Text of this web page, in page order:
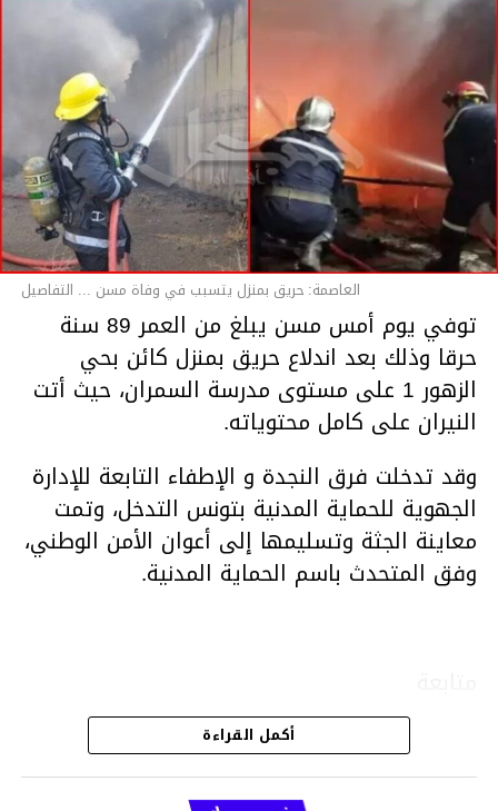
العاصمة: حريق بمنزل يتسبب في وفاة مسن ... التفاصيل
توفي يوم أمس مسن يبلغ من العمر 89 سنة
حرقا وذلك بعد اندلاع حريق بمنزل كائن بحي
الزهور 1 على مستوى مدرسة السمران، حيث أتت
النيران على كامل محتوياته.
وقد تدخلت فرق النجدة و الإطفاء التابعة للإدارة
الجهوية للحماية المدنية بتونس التدخل، وتمت
معاينة الجثة وتسليمها إلى أعوان الأمن الوطني،
وفق المتحدث باسم الحماية المدنية.
قسم الاخبار
أكمل القراءة